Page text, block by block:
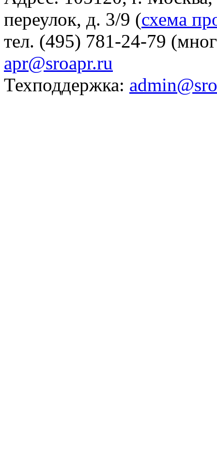
переулок, д. 3/9 (схема
тел. (495) 781-24-79
apr@sroapr.ru
Техподдержка: